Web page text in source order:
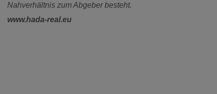
Nahverhältnis zum Abgeber besteht.
www.hada-real.eu